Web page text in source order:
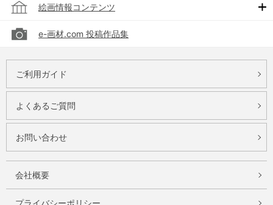
絵画情報コンテンツ
e-画材.com 投稿作品集
ご利用ガイド
よくあるご質問
お問い合わせ
会社概要
プライバシーポリシー